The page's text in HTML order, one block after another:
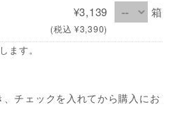
¥3,139
(税込 ¥3,390)
箱
ます。
チェックを入れてから購入にお